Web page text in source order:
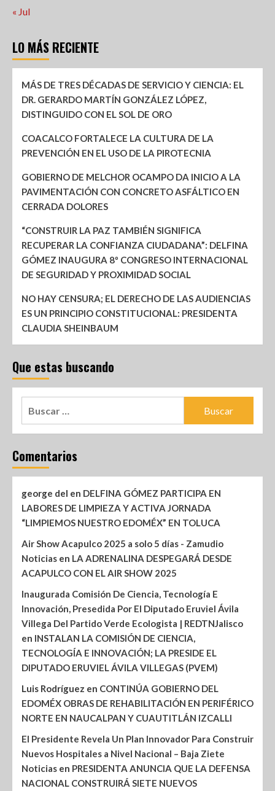
« Jul
LO MÁS RECIENTE
MÁS DE TRES DÉCADAS DE SERVICIO Y CIENCIA: EL
DR. GERARDO MARTÍN GONZÁLEZ LÓPEZ,
DISTINGUIDO CON EL SOL DE ORO
COACALCO FORTALECE LA CULTURA DE LA
PREVENCIÓN EN EL USO DE LA PIROTECNIA
GOBIERNO DE MELCHOR OCAMPO DA INICIO A LA
PAVIMENTACIÓN CON CONCRETO ASFÁLTICO EN
CERRADA DOLORES
“CONSTRUIR LA PAZ TAMBIÉN SIGNIFICA
RECUPERAR LA CONFIANZA CIUDADANA”: DELFINA
GÓMEZ INAUGURA 8º CONGRESO INTERNACIONAL
DE SEGURIDAD Y PROXIMIDAD SOCIAL
NO HAY CENSURA; EL DERECHO DE LAS AUDIENCIAS
ES UN PRINCIPIO CONSTITUCIONAL: PRESIDENTA
CLAUDIA SHEINBAUM
Que estas buscando
Comentarios
george del en DELFINA GÓMEZ PARTICIPA EN
LABORES DE LIMPIEZA Y ACTIVA JORNADA
“LIMPIEMOS NUESTRO EDOMÉX” EN TOLUCA
Air Show Acapulco 2025 a solo 5 días - Zamudio
Noticias en LA ADRENALINA DESPEGARÁ DESDE
ACAPULCO CON EL AIR SHOW 2025
Inaugurada Comisión De Ciencia, Tecnología E
Innovación, Presedida Por El Diputado Eruviel Ávila
Villega Del Partido Verde Ecologista | REDTNJalisco
en INSTALAN LA COMISIÓN DE CIENCIA,
TECNOLOGÍA E INNOVACIÓN; LA PRESIDE EL
DIPUTADO ERUVIEL ÁVILA VILLEGAS (PVEM)
Luis Rodríguez en CONTINÚA GOBIERNO DEL
EDOMÉX OBRAS DE REHABILITACIÓN EN PERIFÉRICO
NORTE EN NAUCALPAN Y CUAUTITLÁN IZCALLI
El Presidente Revela Un Plan Innovador Para Construir
Nuevos Hospitales a Nivel Nacional – Baja Ziete
Noticias en PRESIDENTA ANUNCIA QUE LA DEFENSA
NACIONAL CONSTRUIRÁ SIETE NUEVOS